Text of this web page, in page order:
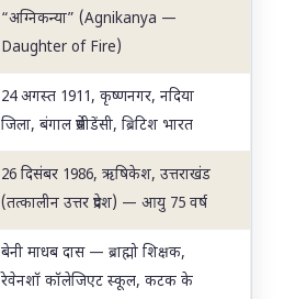
“अग्निकन्या” (Agnikanya —
Daughter of Fire)
24 अगस्त 1911, कृष्णनगर, नदिया
जिला, बंगाल प्रेसीडेंसी, ब्रिटिश भारत
26 दिसंबर 1986, ऋषिकेश, उत्तराखंड
(तत्कालीन उत्तर प्रदेश) — आयु 75 वर्ष
बेनी माधब दास — ब्राह्मो शिक्षक,
रेवेनशॉ कॉलेजिएट स्कूल, कटक के